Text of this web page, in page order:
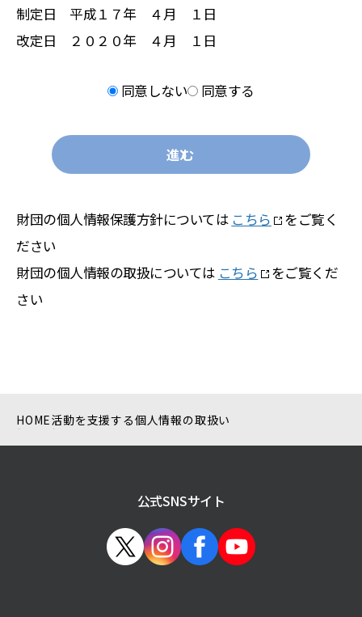
制定日 平成１７年 ４月 １日
改定日 ２０２０年 ４月 １日
同意しない 同意する
進む
財団の個人情報保護方針については こちら
をご覧く
ださい
財団の個人情報の取扱については こちら
をご覧くだ
さい
HOME活動を支援する個人情報の取扱い
公式SNSサイト